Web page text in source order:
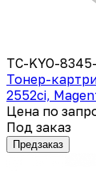
TC-KYO-
Тонер-
2552ci,
Цена по
Под заказ
Предзаказ